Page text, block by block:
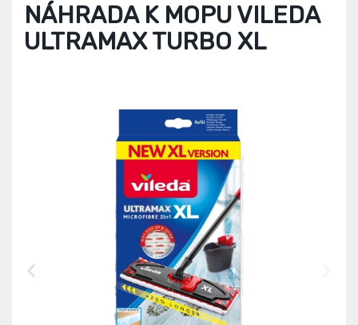
NÁHRADA K MOPU VILEDA
ULTRAMAX TURBO XL